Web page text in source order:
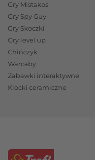
Gry Mistakos
Gry Spy Guy
Gry Skoczki
Gry level up
Chińczyk
Warcaby
Zabawki interaktywne
Klocki ceramiczne